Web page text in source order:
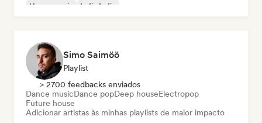
House music
Indie India
Simo Saimöö
Playlist
> 2700 feedbacks enviados
Dance musicDance popDeep houseElectropop
Future house
Adicionar artistas às minhas playlists de maior impacto